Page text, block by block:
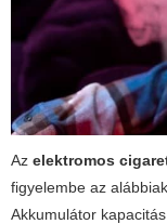
Az elektromos
figyelembe az
Akkumulátor